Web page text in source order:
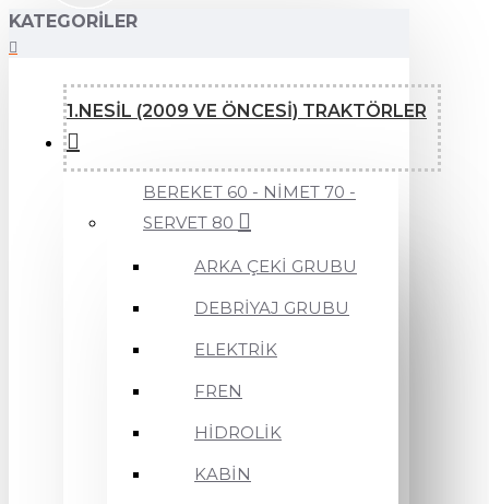
KATEGORILER
1.NESİL (2009 VE ÖNCESİ) TRAKTÖRLER
BEREKET 60 - NİMET 70 -
SERVET 80
ARKA ÇEKİ GRUBU
DEBRİYAJ GRUBU
ELEKTRİK
FREN
HİDROLİK
KABİN